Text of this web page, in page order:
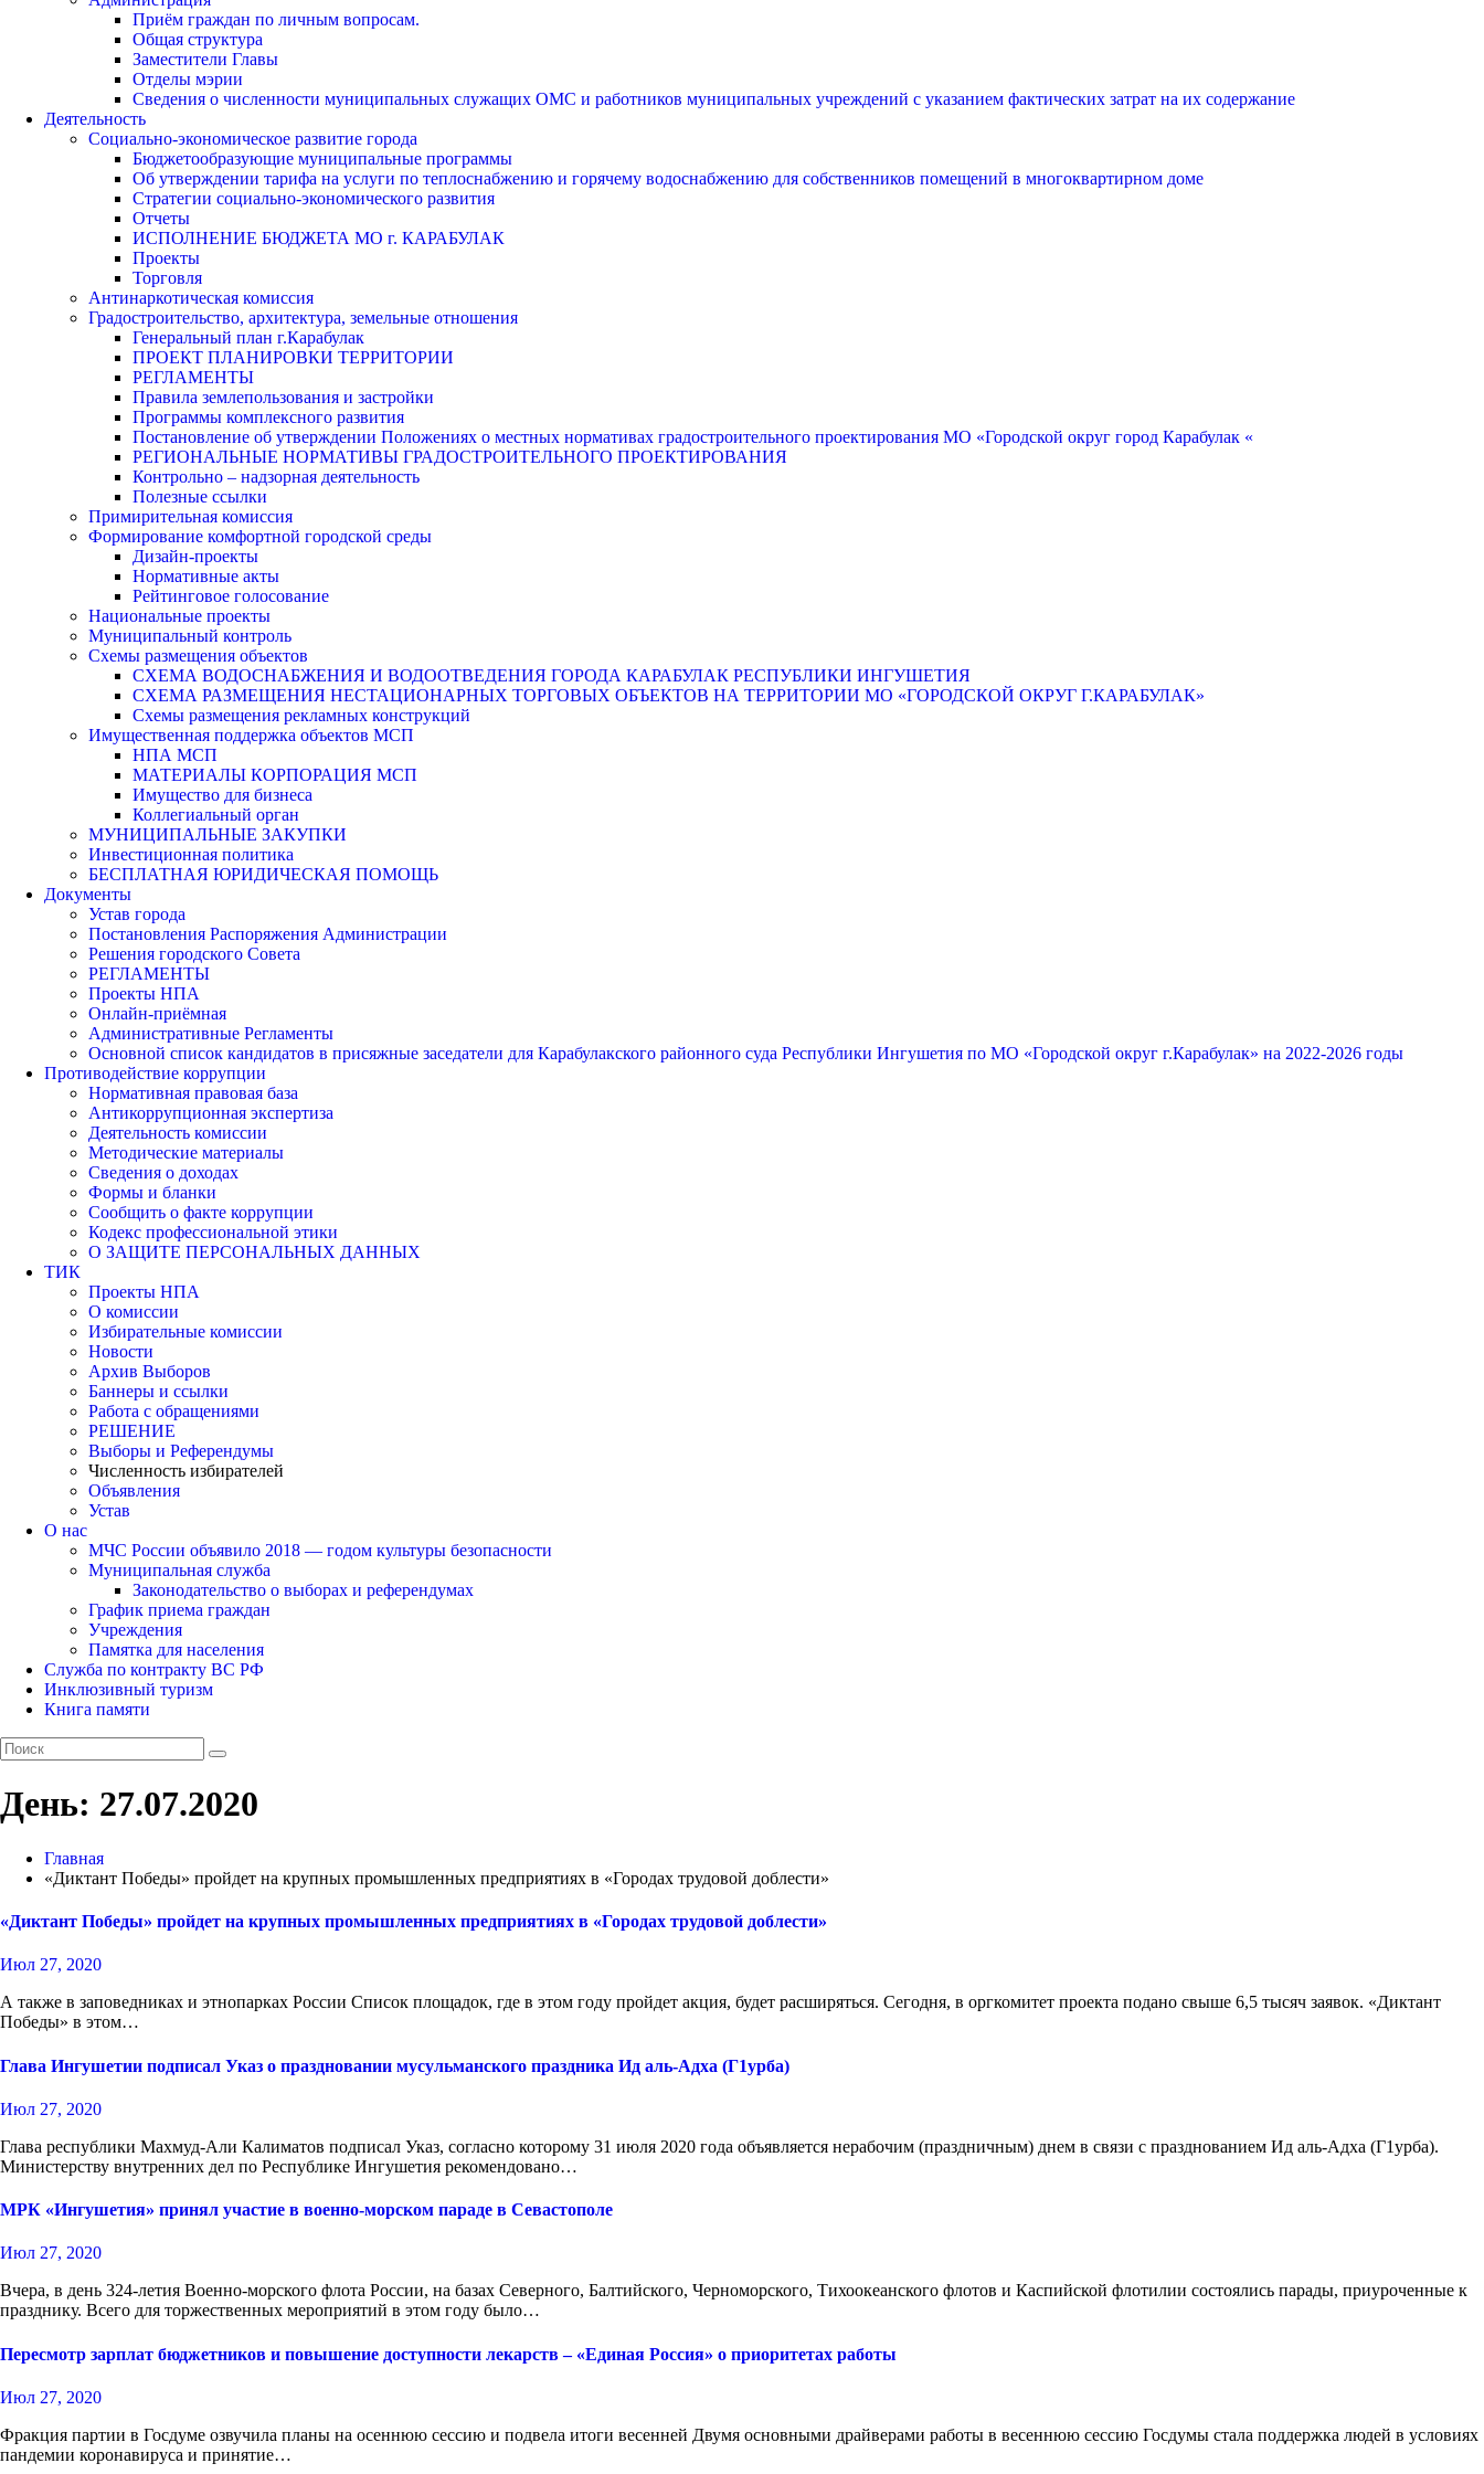
Приём граждан по личным вопросам.
Общая структура
Заместители Главы
Отделы мэрии
Сведения о численности муниципальных служащих ОМС и работников муниципальных учреждений с указанием фактических затрат на их содержание
Деятельность
Социально-экономическое развитие города
Бюджетообразующие муниципальные программы
Об утверждении тарифа на услуги по теплоснабжению и горячему водоснабжению для собственников помещений в многоквартирном доме
Стратегии социально-экономического развития
Отчеты
ИСПОЛНЕНИЕ БЮДЖЕТА МО г. КАРАБУЛАК
Проекты
Торговля
Антинаркотическая комиссия
Градостроительство, архитектура, земельные отношения
Генеральный план г.Карабулак
ПРОЕКТ ПЛАНИРОВКИ ТЕРРИТОРИИ
РЕГЛАМЕНТЫ
Правила землепользования и застройки
Программы комплексного развития
Постановление об утверждении Положениях о местных нормативах градостроительного проектирования МО «Городской округ город Карабулак «
РЕГИОНАЛЬНЫЕ НОРМАТИВЫ ГРАДОСТРОИТЕЛЬНОГО ПРОЕКТИРОВАНИЯ
Контрольно – надзорная деятельность
Полезные ссылки
Примирительная комиссия
Формирование комфортной городской среды
Дизайн-проекты
Нормативные акты
Рейтинговое голосование
Национальные проекты
Муниципальный контроль
Схемы размещения объектов
СХЕМА ВОДОСНАБЖЕНИЯ И ВОДООТВЕДЕНИЯ ГОРОДА КАРАБУЛАК РЕСПУБЛИКИ ИНГУШЕТИЯ
СХЕМА РАЗМЕЩЕНИЯ НЕСТАЦИОНАРНЫХ ТОРГОВЫХ ОБЪЕКТОВ НА ТЕРРИТОРИИ МО «ГОРОДСКОЙ ОКРУГ Г.КАРАБУЛАК»
Схемы размещения рекламных конструкций
Имущественная поддержка объектов МСП
НПА МСП
МАТЕРИАЛЫ КОРПОРАЦИЯ МСП
Имущество для бизнеса
Коллегиальный орган
МУНИЦИПАЛЬНЫЕ ЗАКУПКИ
Инвестиционная политика
БЕСПЛАТНАЯ ЮРИДИЧЕСКАЯ ПОМОЩЬ
Документы
Устав города
Постановления Распоряжения Администрации
Решения городского Совета
РЕГЛАМЕНТЫ
Проекты НПА
Онлайн-приёмная
Административные Регламенты
Основной список кандидатов в присяжные заседатели для Карабулакского районного суда Республики Ингушетия по МО «Городской округ г.Карабулак» на 2022-2026 годы
Противодействие коррупции
Нормативная правовая база
Антикоррупционная экспертиза
Деятельность комиссии
Методические материалы
Сведения о доходах
Формы и бланки
Сообщить о факте коррупции
Кодекс профессиональной этики
О ЗАЩИТЕ ПЕРСОНАЛЬНЫХ ДАННЫХ
ТИК
Проекты НПА
О комиссии
Избирательные комиссии
Новости
Архив Выборов
Баннеры и ссылки
Работа с обращениями
РЕШЕНИЕ
Выборы и Референдумы
Численность избирателей
Объявления
Устав
О нас
МЧС России объявило 2018 — годом культуры безопасности
Муниципальная служба
Законодательство о выборах и референдумах
График приема граждан
Учреждения
Памятка для населения
Служба по контракту ВС РФ
Инклюзивный туризм
Книга памяти
День: 27.07.2020
Главная
«Диктант Победы» пройдет на крупных промышленных предприятиях в «Городах трудовой доблести»
«Диктант Победы» пройдет на крупных промышленных предприятиях в «Городах трудовой доблести»
Июл 27, 2020
А также в заповедниках и этнопарках России Список площадок, где в этом году пройдет акция, будет расширяться. Сегодня, в оргкомитет проекта подано свыше 6,5 тысяч заявок. «Диктант
Победы» в этом…
Глава Ингушетии подписал Указ о праздновании мусульманского праздника Ид аль-Адха (Г1урба)
Июл 27, 2020
Глава республики Махмуд-Али Калиматов подписал Указ, согласно которому 31 июля 2020 года объявляется нерабочим (праздничным) днем в связи с празднованием Ид аль-Адха (Г1урба).
Министерству внутренних дел по Республике Ингушетия рекомендовано…
МРК «Ингушетия» принял участие в военно-морском параде в Севастополе
Июл 27, 2020
Вчера, в день 324-летия Военно-морского флота России, на базах Северного, Балтийского, Черноморского, Тихоокеанского флотов и Каспийской флотилии состоялись парады, приуроченные к
празднику. Всего для торжественных мероприятий в этом году было…
Пересмотр зарплат бюджетников и повышение доступности лекарств – «Единая Россия» о приоритетах работы
Июл 27, 2020
Фракция партии в Госдуме озвучила планы на осеннюю сессию и подвела итоги весенней Двумя основными драйверами работы в весеннюю сессию Госдумы стала поддержка людей в условиях
пандемии коронавируса и принятие…